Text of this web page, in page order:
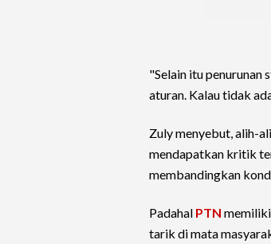
"Selain itu penurunan
aturan. Kalau tidak
Zuly menyebut, alih-
mendapatkan kritik
membandingkan
Padahal PTN
tarik di mata